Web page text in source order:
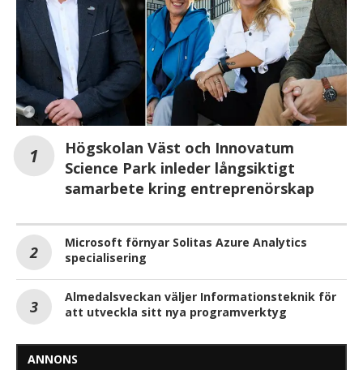
Högskolan Väst och Innovatum
Science Park inleder långsiktigt
samarbete kring entreprenörskap
Microsoft förnyar Solitas Azure Analytics
specialisering
Almedalsveckan väljer Informationsteknik för
att utveckla sitt nya programverktyg
ANNONS